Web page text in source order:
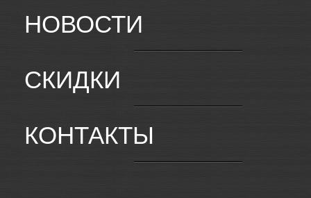
НОВОСТИ
СКИДКИ
КОНТАКТЫ